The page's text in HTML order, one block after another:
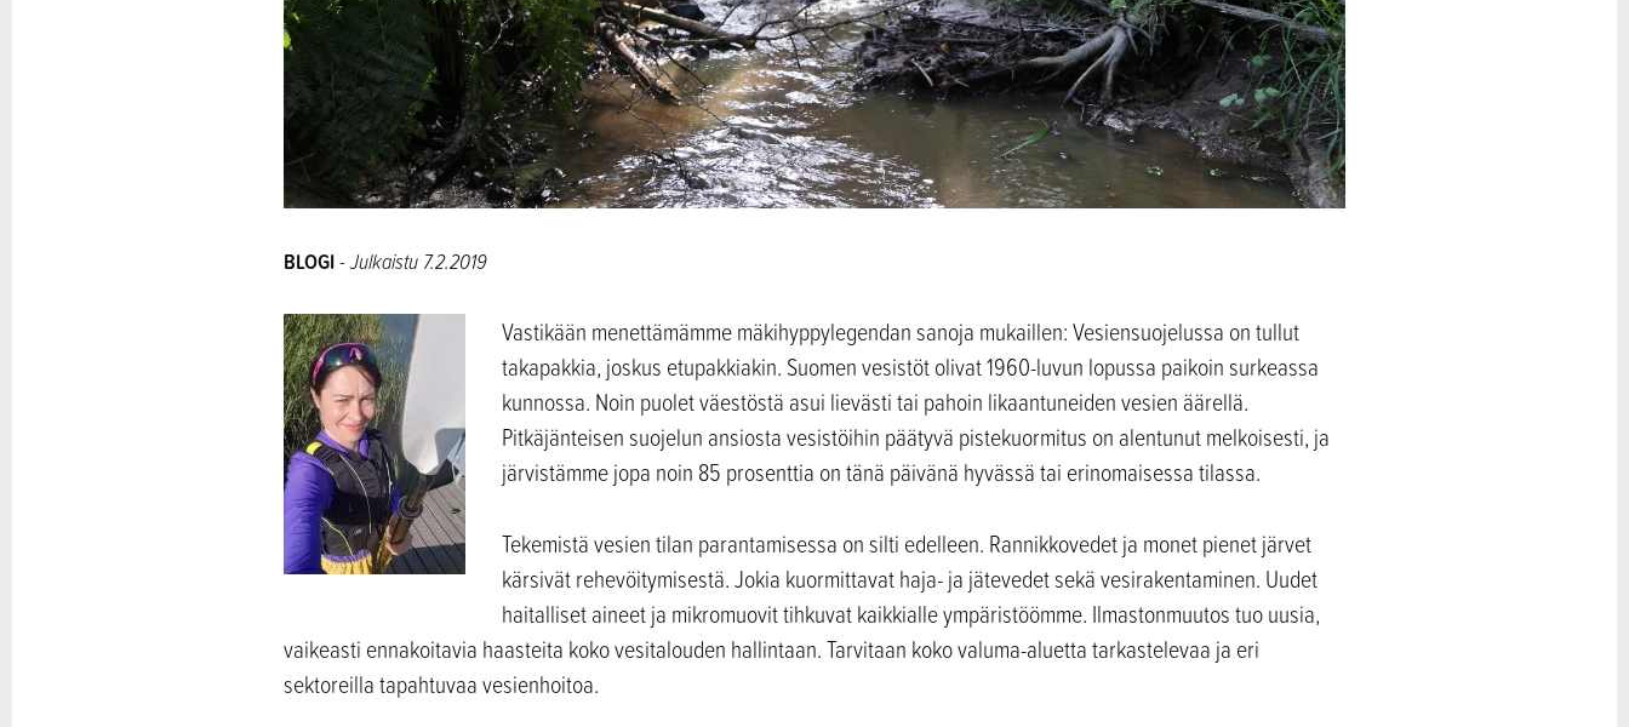
BLOGI- Julkaistu 7.2.2019
Vastikään menettämämme mäkihyppylegendan sanoja mukaillen: Vesiensuojelussa on tullut
takapakkia, joskus etupakkiakin. Suomen vesistöt olivat 1960-luvun lopussa paikoin surkeassa
kunnossa. Noin puolet väestöstä asui lievästi tai pahoin likaantuneiden vesien äärellä.
Pitkäjänteisen suojelun ansiosta vesistöihin päätyvä pistekuormitus on alentunut melkoisesti, ja
järvistämme jopa noin 85 prosenttia on tänä päivänä hyvässä tai erinomaisessa tilassa.
Tekemistä vesien tilan parantamisessa on silti edelleen. Rannikkovedet ja monet pienet järvet
kärsivät rehevöitymisestä. Jokia kuormittavat haja- ja jätevedet sekä vesirakentaminen. Uudet
haitalliset aineet ja mikromuovit tihkuvat kaikkialle ympäristöömme. Ilmastonmuutos tuo uusia,
vaikeasti ennakoitavia haasteita koko vesitalouden hallintaan. Tarvitaan koko valuma-aluetta tarkastelevaa ja eri
sektoreilla tapahtuvaa vesienhoitoa.